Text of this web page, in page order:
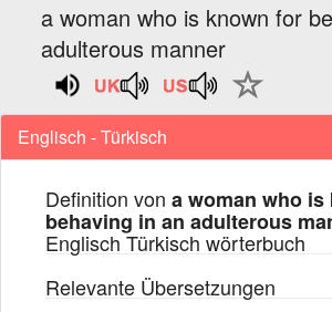
a woman who is known for
adulterous manner
Englisch - Türkisch
Definition von a woman who
behaving in an adulterous
Englisch Türkisch wörterbuch
Relevante Übersetzungen